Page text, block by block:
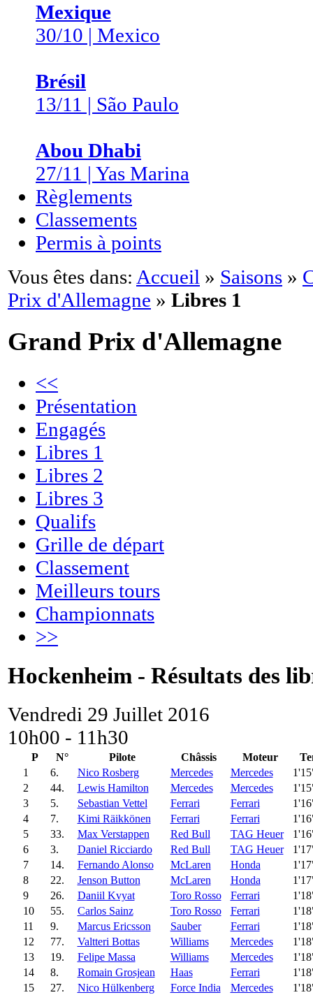
Mexique
30/10 | Mexico
Brésil
13/11 | São Paulo
Abou Dhabi
27/11 | Yas Marina
Règlements
Classements
Permis à points
Vous êtes dans: Accueil » Saisons »
Prix d'Allemagne » Libres 1
Grand Prix d'Allemagne
<<
Présentation
Engagés
Libres 1
Libres 2
Libres 3
Qualifs
Grille de départ
Classement
Meilleurs tours
Championnats
>>
Hockenheim - Résultats des
Vendredi 29 Juillet 2016
10h00 - 11h30
P N° Pilote Châssis Moteur
1
6. Nico Rosberg Mercedes Mercedes
2
44. Lewis Hamilton Mercedes Mercedes
3
5. Sebastian Vettel Ferrari Ferrari
4
7. Kimi Räikkönen Ferrari Ferrari
5
33. Max Verstappen Red Bull TAG Heuer
6
3. Daniel Ricciardo Red Bull TAG Heuer
7
14. Fernando Alonso McLaren Honda
8
22. Jenson Button McLaren Honda
9
26. Daniil Kvyat Toro Rosso Ferrari
10
55. Carlos Sainz Toro Rosso Ferrari
11
9. Marcus Ericsson Sauber Ferrari
12
77. Valtteri Bottas Williams Mercedes
13
19. Felipe Massa Williams Mercedes
14
8. Romain Grosjean Haas Ferrari
15
27. Nico Hülkenberg Force India Mercedes